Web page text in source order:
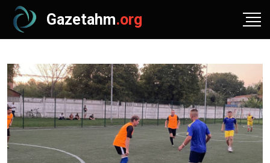
Gazetahm.org